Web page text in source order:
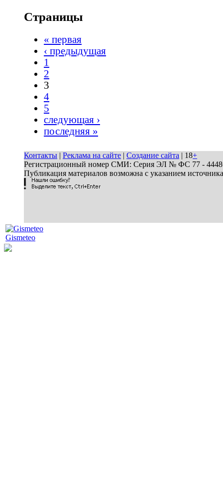
Страницы
« первая
‹ предыдущая
1
2
3
4
5
следующая ›
последняя »
Контакты | Реклама на сайте | Создание сайта | 18+
Регистрационный номер СМИ: Серия ЭЛ № ФС 77 - 44486
Публикация материалов возможна с указанием
Gismeteo